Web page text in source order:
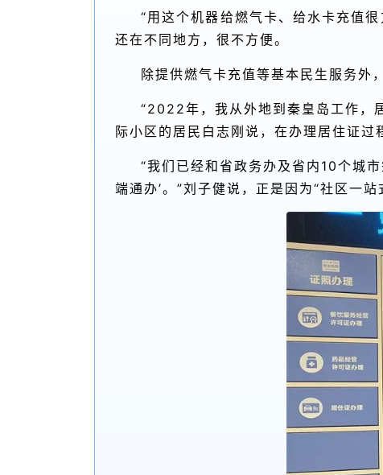
“用这个机器给燃气卡、给水卡充值
还在不同地方，很不方便。
除提供燃气卡充值等基本民生服务外
“2022年，我从外地到秦皇岛工作，
际小区的居民白志刚说，在办理居住证过
“我们已经和省政务办及省内10个城
端通办’。”刘子健说，正是因为“社区一